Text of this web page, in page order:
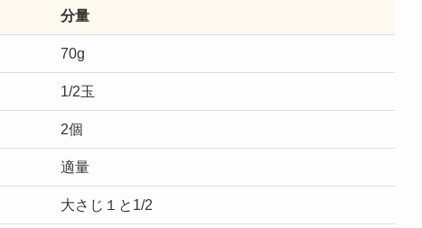
分量
70g
1/2玉
2個
適量
大さじ１と1/2